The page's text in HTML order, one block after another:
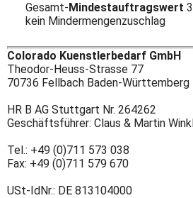
Gesamt-Mindestauftragswert
kein Mindermengenzuschlag
Colorado Kuenstlerbedarf GmbH
Theodor-Heuss-Strasse 77
70736 Fellbach Baden-Württemberg
HR B AG Stuttgart Nr. 264262
Geschäftsführer: Claus & Martin
Tel.: +49 (0)711 573 038
Fax: +49 (0)711 579 670
USt-IdNr.: DE 813104000